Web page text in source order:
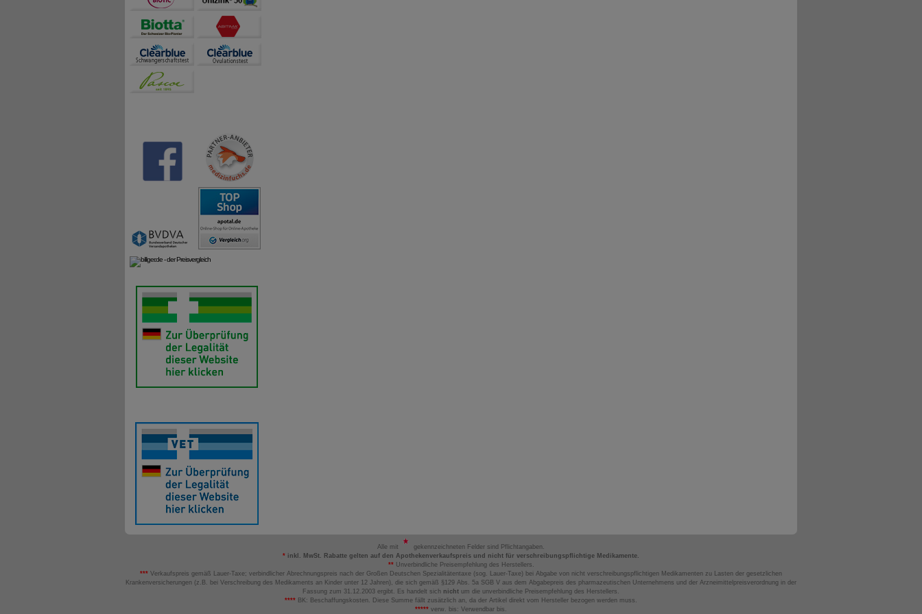
Alle mit
gekennzeichneten Felder sind Pflichtangaben.
* inkl. MwSt. Rabatte gelten auf den Apothekenverkaufspreis und nicht für verschreibungspflichtige Medikamente.
**Unverbindliche Preisempfehlung des Herstellers.
*** Verkaufspreis gemäß Lauer-Taxe; verbindlicher Abrechnungspreis nach der Großen Deutschen Spezialitätentaxe (sog. Lauer-Taxe) bei Abgabe von nicht verschreibungspflichtigen Medikamenten zu Lasten der gesetzlichen
Krankenversicherungen (z.B. bei Verschreibung des Medikaments an Kinder unter 12 Jahren), die sich gemäß §129 Abs. 5a SGB V aus dem Abgabepreis des pharmazeutischen Unternehmens und der Arzneimittelpreisverordnung in der
Fassung zum 31.12.2003 ergibt. Es handelt sich nicht um die unverbindliche Preisempfehlung des Herstellers.
**** BK: Beschaffungskosten. Diese Summe fällt zusätzlich an, da der Artikel direkt vom Hersteller bezogen werden muss.
***** verw. bis: Verwendbar bis.